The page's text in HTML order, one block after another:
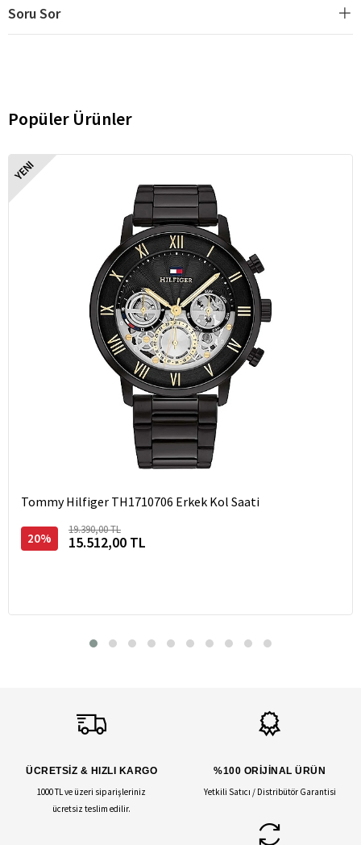
Soru Sor
Popüler Ürünler
YENI
Tommy Hilfiger TH1710706 Erkek Kol Saati
20%
19.390,00 TL
15.512,00 TL
ÜCRETSİZ & HIZLI KARGO
1000 TL ve üzeri siparişleriniz
ücretsiz teslim edilir.
%100 ORİJİNAL ÜRÜN
Yetkili Satıcı / Distribütör Garantisi